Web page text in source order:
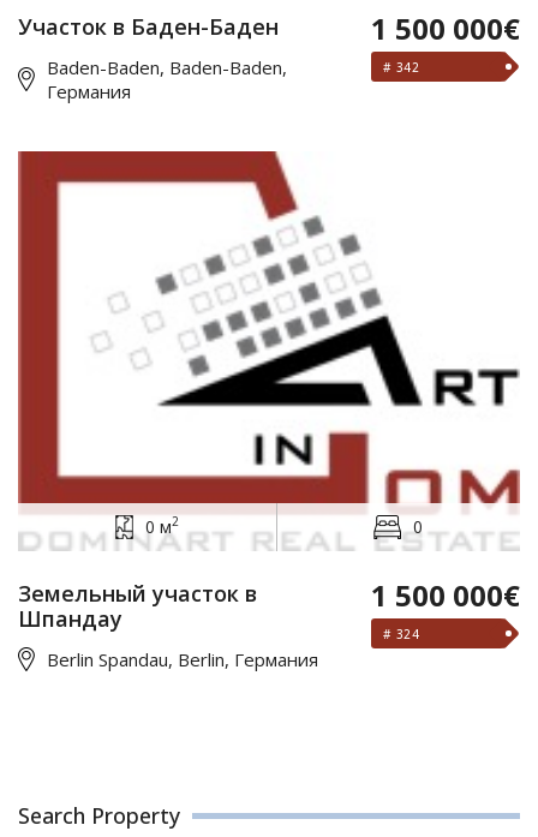
Участок в Баден-Баден
Baden-Baden, Baden-Baden,
Германия
1 500 000€
# 342
0 м2 0
Земельный участок в
Шпандау
Berlin Spandau, Berlin, Германия
1 500 000€
# 324
Search Property